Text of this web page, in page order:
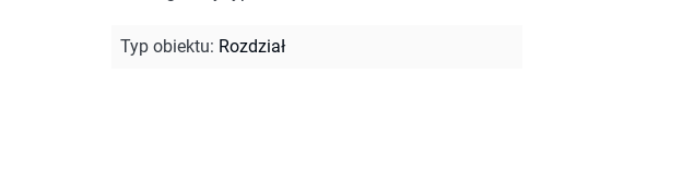
Typ obiektu: Rozdział